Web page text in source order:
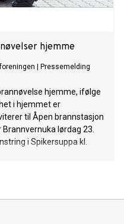
hjemme
Pressemelding
hjemme, ifølge
i hjemmet er
til Åpen brannstasjon
lørdag 23.
i Spikersuppa kl.